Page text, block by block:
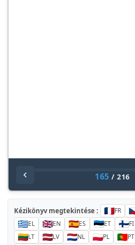
165 /216
Kézikönyv megtekintése : FR
EL
EN ES ET FI
LT
LV NL PL PT